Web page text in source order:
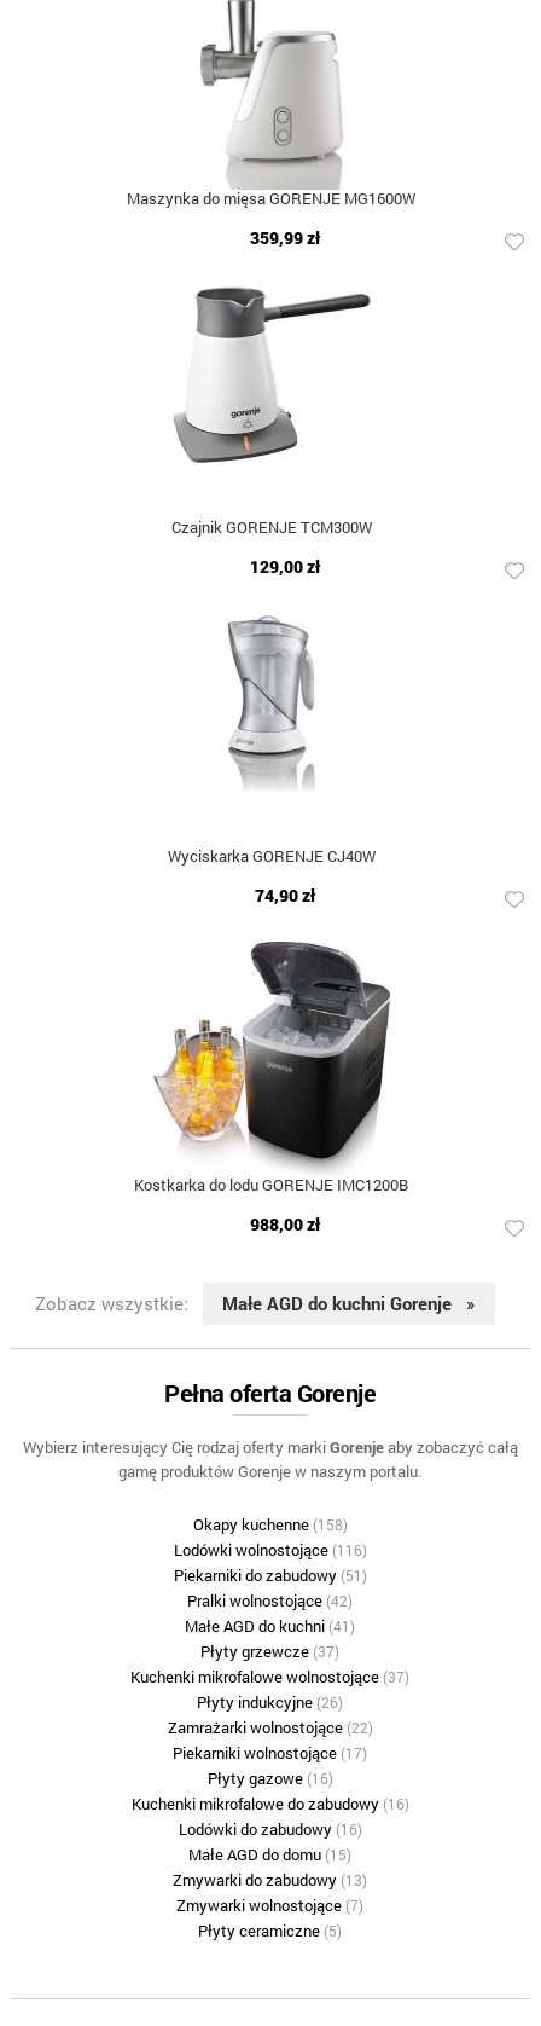
Maszynka do mięsa GORENJE MG1600W
359,99 zł
Czajnik GORENJE TCM300W
129,00 zł
Wyciskarka GORENJE CJ40W
74,90 zł
Kostkarka do lodu GORENJE IMC1200B
988,00 zł
Zobacz wszystkie: Małe AGD do kuchni Gorenje »
Pełna oferta Gorenje
Wybierz interesujący Cię rodzaj oferty markiGorenjeaby zobaczyć całą
gamę produktów Gorenje w naszym portalu.
Okapy kuchenne (158)
Lodówki wolnostojące (116)
Piekarniki do zabudowy (51)
Pralki wolnostojące (42)
Małe AGD do kuchni (41)
Płyty grzewcze (37)
Kuchenki mikrofalowe wolnostojące (37)
Płyty indukcyjne (26)
Zamrażarki wolnostojące (22)
Piekarniki wolnostojące (17)
Płyty gazowe (16)
Kuchenki mikrofalowe do zabudowy (16)
Lodówki do zabudowy (16)
Małe AGD do domu (15)
Zmywarki do zabudowy (13)
Zmywarki wolnostojące (7)
Płyty ceramiczne (5)